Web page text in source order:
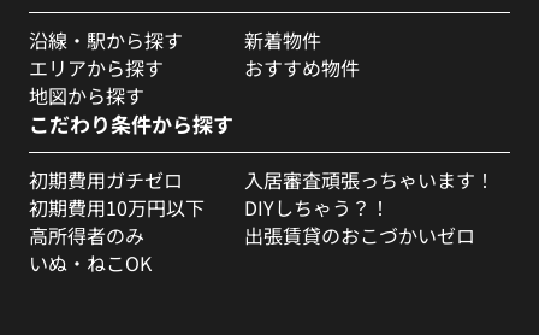
沿線・駅から探す
エリアから探す
地図から探す
新着物件
おすすめ物件
こだわり条件から探す
初期費用ガチゼロ
初期費用10万円以下
高所得者のみ
いぬ・ねこOK
入居審査頑張っちゃいます！
DIYしちゃう？！
出張賃貸のおこづかいゼロ